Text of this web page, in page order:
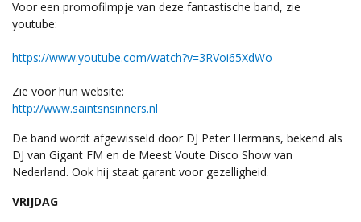
Voor een promofilmpje van deze fantastische band, zie
youtube:
https://www.youtube.com/watch?v=3RVoi65XdWo
Zie voor hun website:
http://www.saintsnsinners.nl
De band wordt afgewisseld door DJ Peter Hermans, bekend als
DJ van Gigant FM en de Meest Voute Disco Show van
Nederland. Ook hij staat garant voor gezelligheid.
VRIJDAG